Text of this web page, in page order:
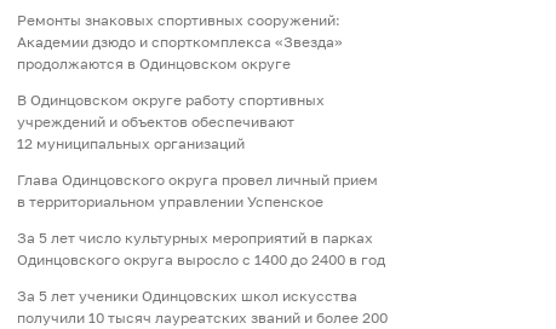
Ремонты знаковых спортивных сооружений:
Академии дзюдо и спорткомплекса «Звезда»
продолжаются в Одинцовском округе
В Одинцовском округе работу спортивных
учреждений и объектов обеспечивают
12 муниципальных организаций
Глава Одинцовского округа провел личный прием
в территориальном управлении Успенское
За 5 лет число культурных мероприятий в парках
Одинцовского округа выросло с 1400 до 2400 в год
За 5 лет ученики Одинцовских школ искусства
получили 10 тысяч лауреатских званий и более 200